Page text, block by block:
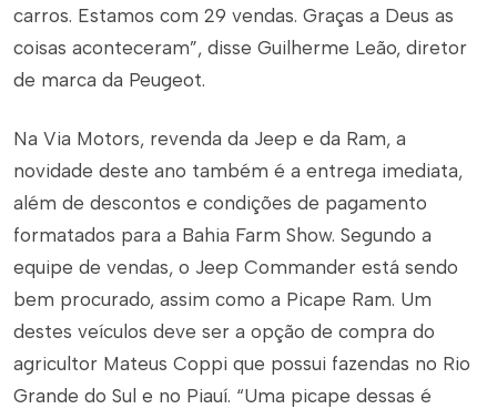
carros. Estamos com 29 vendas. Graças a Deus as
coisas aconteceram”, disse Guilherme Leão, diretor
de marca da Peugeot.
Na Via Motors, revenda da Jeep e da Ram, a
novidade deste ano também é a entrega imediata,
além de descontos e condições de pagamento
formatados para a Bahia Farm Show. Segundo a
equipe de vendas, o Jeep Commander está sendo
bem procurado, assim como a Picape Ram. Um
destes veículos deve ser a opção de compra do
agricultor Mateus Coppi que possui fazendas no Rio
Grande do Sul e no Piauí. “Uma picape dessas é